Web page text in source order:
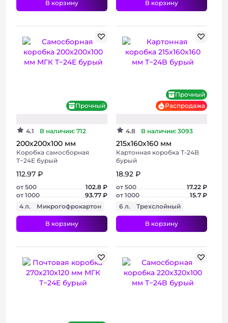
В корзину В корзину
Прочный
4.1 В наличии: 712
200х200х100 мм
Коробка самосборная
Т−24E бурый
112.97 ₽
от 500
102.8 ₽
от 1000
93.77 ₽
4 л.
Микрогофрокартон
В корзину
Прочный
Распродажа
4.8 В наличии: 3093
215х160х160 мм
Картонная коробка Т-24В
бурый
18.92 ₽
от 500
17.22 ₽
от 1000
15.7 ₽
6 л.
Трехслойный
В корзину